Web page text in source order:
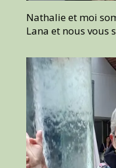
Nathalie et moi
Lana et nous vous